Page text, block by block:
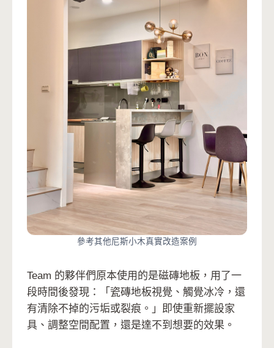
參考其他尼斯小木真實改造案例
Team 的夥伴們原本使用的是磁磚地板，用了一
段時間後發現：「瓷磚地板視覺、觸覺冰冷，還
有清除不掉的污垢或裂痕。」即使重新擺設家
具、調整空間配置，還是達不到想要的效果。